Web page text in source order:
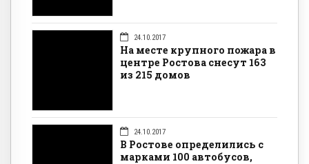
24.10.2017
На месте крупного пожара в
центре Ростова снесут 163
из 215 домов
24.10.2017
В Ростове определились с
марками 100 автобусов,